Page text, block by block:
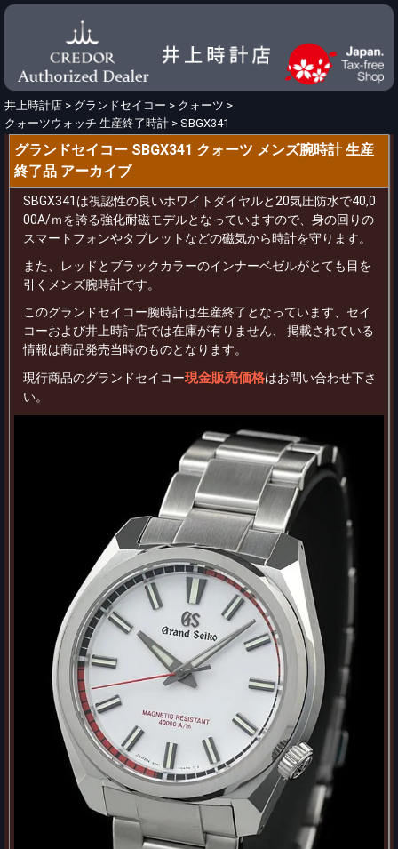
井上時計店 > グランドセイコー > クォーツ >
クォーツウォッチ 生産終了時計 > SBGX341
グランドセイコー SBGX341 クォーツ メンズ腕時計 生産
終了品 アーカイブ
SBGX341は視認性の良いホワイトダイヤルと20気圧防水で40,0
00A/ｍを誇る強化耐磁モデルとなっていますので、身の回りの
スマートフォンやタブレットなどの磁気から時計を守ります。
また、レッドとブラックカラーのインナーベゼルがとても目を
引くメンズ腕時計です。
このグランドセイコー腕時計は生産終了となっています、セイ
コーおよび井上時計店では在庫が有りません、 掲載されている
情報は商品発売当時のものとなります。
現行商品のグランドセイコー現金販売価格はお問い合わせ下さ
い。